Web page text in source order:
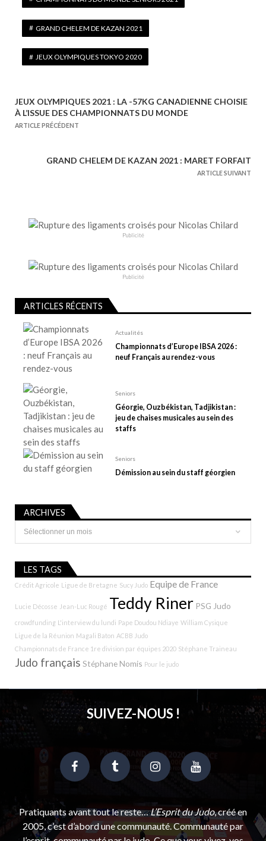
GRAND CHELEM DE KAZAN 2021
JEUX OLYMPIQUES TOKYO 2020
N
a
l
’
JEUX OLYMPIQUES 2021 : LA -57KG CANADIENNE CHOISIE
À L’ISSUE DES CHAMPIONNATS DU MONDE
ARTICLE PRÉCÉDENT
GRAND CHELEM DE KAZAN 2021 : MARET FORFAIT
ARTICLE SUIVANT
Publicité
Publicité
ARTICLES RÉCENTS
Actualités
Championnats d’Europe IBSA 2026 :
neuf Français au rendez-vous
Seniors
Géorgie, Ouzbékistan, Tadjikistan :
jeu de chaises musicales au sein des
staffs
Seniors
Démission au sein du staff géorgien
ARCHIVES
Archives
LES TAGS
Crédit Agricole Ligue de Bretagne Sucy Judo Equipe de France
Lucie Décosse Jean-Luc Rougé Teddy Riner PSG Judo
crowdfunding L'interview du lundi Pape Doudou Ndiaye William Cysique
Ligue de la Réunion Magali Baton ACBB Judo
Championnats de France 1re division par équipes 2020 Stéphane Traineau
Judo français Stéphane Nomis Pour le judo
SUIVEZ-NOUS !
Pratiquants avant tout le reste…L’Esprit du Judo, créé en
2005, c’est d’abord une communauté. Communauté par